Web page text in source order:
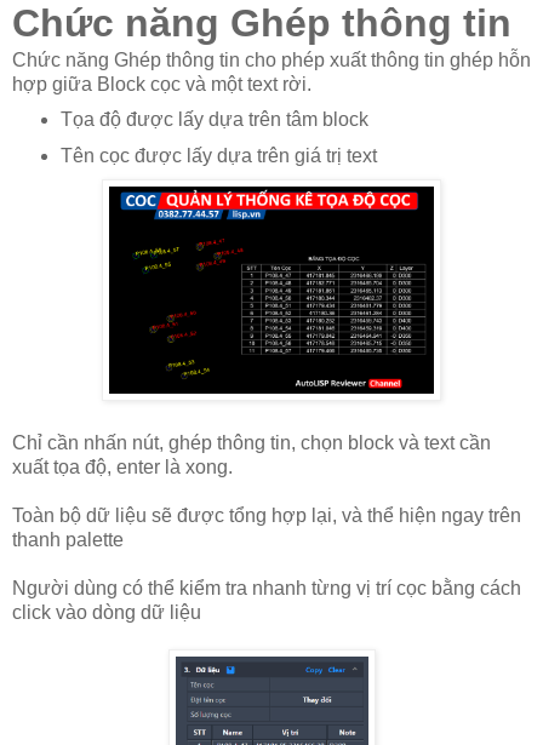
Chức năng Ghép thông tin
Chức năng Ghép thông tin cho phép xuất thông tin ghép hỗn
hợp giữa Block cọc và một text rời.
Tọa độ được lấy dựa trên tâm block
Tên cọc được lấy dựa trên giá trị text
Chỉ cần nhấn nút, ghép thông tin, chọn block và text cần
xuất tọa độ, enter là xong.
Toàn bộ dữ liệu sẽ được tổng hợp lại, và thể hiện ngay trên
thanh palette
Người dùng có thể kiểm tra nhanh từng vị trí cọc bằng cách
click vào dòng dữ liệu